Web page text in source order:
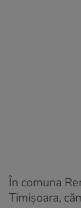
În comuna
Timişoara,